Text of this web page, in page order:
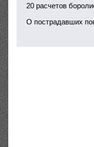
20 расчетов
О пострадавших